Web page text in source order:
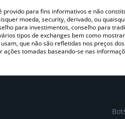
provido para fins informativos e não
moeda, security, derivado, ou
para investimentos, conselho para
tipos de exchanges bem como
que não são refletidas nos preços
ações tomadas baseando-se nas